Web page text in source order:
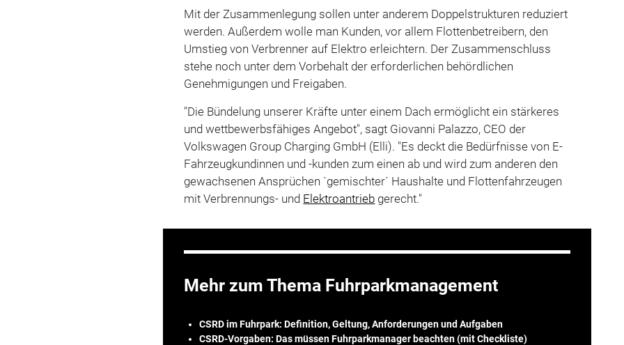
Mit der Zusammenlegung sollen unter anderem Doppelstrukturen reduziert
werden. Außerdem wolle man Kunden, vor allem Flottenbetreibern, den
Umstieg von Verbrenner auf Elektro erleichtern. Der Zusammenschluss
stehe noch unter dem Vorbehalt der erforderlichen behördlichen
Genehmigungen und Freigaben.
"Die Bündelung unserer Kräfte unter einem Dach ermöglicht ein stärkeres
und wettbewerbsfähiges Angebot", sagt Giovanni Palazzo, CEO der
Volkswagen Group Charging GmbH (Elli). "Es deckt die Bedürfnisse von E-
Fahrzeugkundinnen und -kunden zum einen ab und wird zum anderen den
gewachsenen Ansprüchen `gemischter´ Haushalte und Flottenfahrzeugen
mit Verbrennungs- und Elektroantrieb gerecht."
Mehr zum Thema Fuhrparkmanagement
CSRD im Fuhrpark: Definition, Geltung, Anforderungen und Aufgaben
CSRD-Vorgaben: Das müssen Fuhrparkmanager beachten (mit Checkliste)